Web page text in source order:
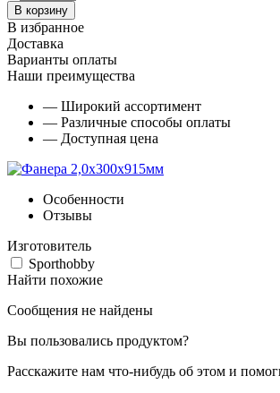
В корзину
В избранное
Доставка
Варианты оплаты
Наши преимущества
— Широкий ассортимент
— Различные способы оплаты
— Доступная цена
Особенности
Отзывы
Изготовитель
Sporthobby
Найти похожие
Сообщения не найдены
Вы пользовались продуктом?
Расскажите нам что-нибудь об этом и